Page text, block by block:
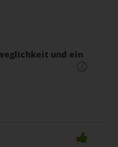
und ein